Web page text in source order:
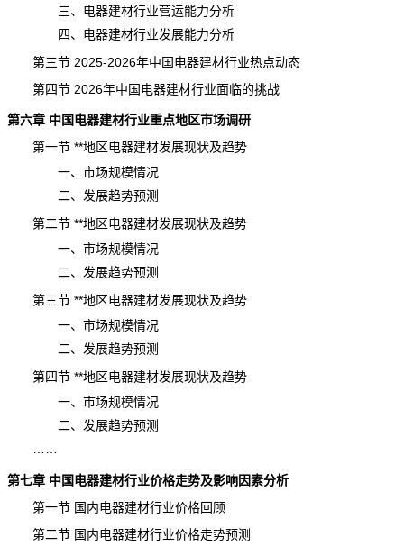
三、电器建材行业营运能力分析
四、电器建材行业发展能力分析
第三节 2025-2026年中国电器建材行业热点动态
第四节 2026年中国电器建材行业面临的挑战
第六章 中国电器建材行业重点地区市场调研
第一节 **地区电器建材发展现状及趋势
一、市场规模情况
二、发展趋势预测
第二节 **地区电器建材发展现状及趋势
一、市场规模情况
二、发展趋势预测
第三节 **地区电器建材发展现状及趋势
一、市场规模情况
二、发展趋势预测
第四节 **地区电器建材发展现状及趋势
一、市场规模情况
二、发展趋势预测
第七章 中国电器建材行业价格走势及影响因素分析
第一节 国内电器建材行业价格回顾
第二节 国内电器建材行业价格走势预测